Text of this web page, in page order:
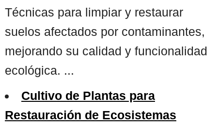
Técnicas para limpiar y restaurar
suelos afectados por contaminantes,
mejorando su calidad y funcionalidad
ecológica. ...
Cultivo de Plantas para
Restauración de Ecosistemas